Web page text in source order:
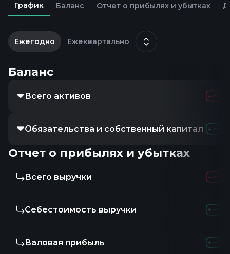
График Баланс Отчет о прибылях и убытках
Ежегодно Ежеквартально
Баланс
Всего активов
Обязательства и собственный капитал
Отчет о прибылях и убытках
Всего выручки
Себестоимость выручки
Валовая прибыль